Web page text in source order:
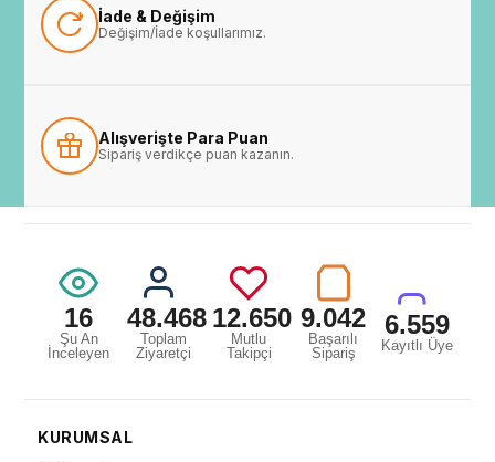
İade & Değişim
Değişim/İade koşullarımız.
Alışverişte Para Puan
Sipariş verdikçe puan kazanın.
16
Şu An
İnceleyen
48.468
Toplam
Ziyaretçi
12.650
Mutlu
Takipçi
9.042
Başarılı
Sipariş
6.559
Kayıtlı Üye
KURUMSAL